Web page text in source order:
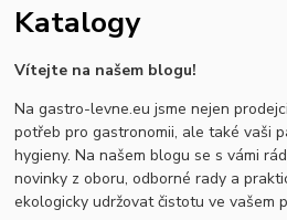
pracovní kosmetika
mraznička
vitrína Hrnce a pánve
Krájecí nástroje
Mixéry a sekáčky
Utěrky a hadry
Dezinfekce a hygienické
zásobník na hygienické vložky
zásobník
Katalogy
Vítejte na našem blogu!
Na gastro-levne.eu jsme nejen
potřeb pro gastronomii, ale také vaši
hygieny. Na našem blogu se s vámi
novinky z oboru, odborné rady a
ekologicky udržovat čistotu ve vašem